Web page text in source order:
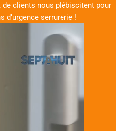
de clients nous plébiscitent pour
d’urgence serrurerie !